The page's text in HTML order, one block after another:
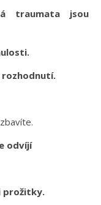
traumata jsou
rozhodnutí.
odvíjí
prožitky.